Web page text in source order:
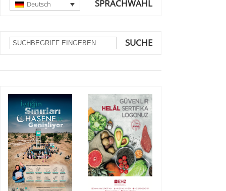
SPRACHWAHL
Deutsch
SUCHE